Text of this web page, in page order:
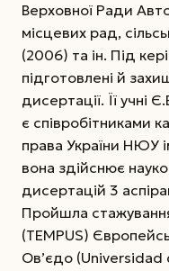
Верхов­ної Ради
місцевих рад,
(2006) та ін. Під
підготовлені й
дисертації. Її учні
є співробітниками
права України НЮУ
вона здійснює
дисертацій 3
Пройшла
(ТЕМРUS)
Ов’єдо (Universidad